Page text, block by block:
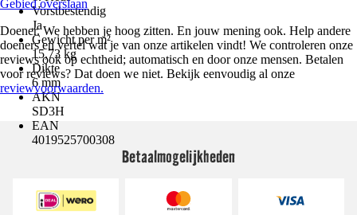
Vorstbestendig
Ja
Gewicht per m²
15,73 kg
Dikte
6 mm
AKN
SD3H
EAN
4019525700308
Gebied overslaan
Doener. We hebben je hoog zitten. En jouw mening ook. Help andere
doeners en vertel wat je van onze artikelen vindt! We controleren onze
reviews ook op echtheid; automatisch en door onze mensen. Betalen
voor reviews? Dat doen we niet. Bekijk eenvoudig al onze
reviewvoorwaarden.
Betaalmogelijkheden